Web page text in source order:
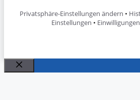
Privatsphäre-Einstellungen ändern •
Einstellungen •
Schließen